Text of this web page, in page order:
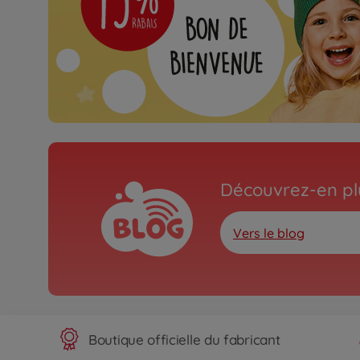
Découvrez-en
Vers le blog
Boutique officielle du fabricant